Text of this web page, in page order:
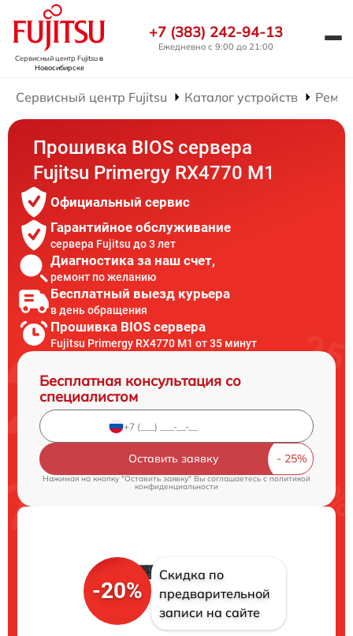
Сервисный центр Fujitsuв
Новосибирске
+7 (383) 242-94-13
Ежедневно с 9:00 до 21:00
Сервисный центр Fujitsu Каталог устройств
Прошивка BIOS сервера
Fujitsu Primergy RX4770 M1
Официальный сервис
Гарантийное обслуживание
сервера Fujitsu до 3 лет
Диагностика за наш счет,
ремонт по желанию
Бесплатный выезд курьера
в день обращения
Прошивка BIOS сервера
Fujitsu Primergy RX4770 M1 от 35 минут
Бесплатная консультация со
специалистом
Оставить заявку
Нажимая на кнопку "Оставить заявку" Вы соглашаетесь cполитикой
конфиденциальности
-20%
Скидка по
предварительной
записи на сайте